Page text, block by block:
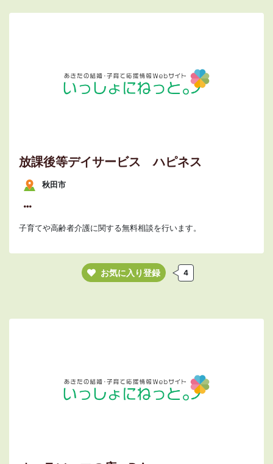
放課後等デイサービス ハピネス
秋田市
子育てや高齢者介護に関する無料相談を行います。
お気に入り登録 4